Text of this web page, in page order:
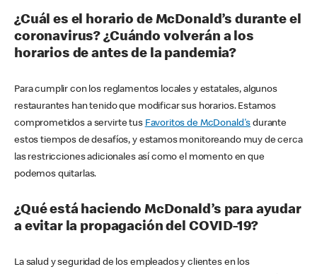
¿Cuál es el horario de McDonald’s durante el
coronavirus? ¿Cuándo volverán a los
horarios de antes de la pandemia?
Para cumplir con los reglamentos locales y estatales, algunos
restaurantes han tenido que modificar sus horarios. Estamos
comprometidos a servirte tus Favoritos de McDonald's durante
estos tiempos de desafíos, y estamos monitoreando muy de cerca
las restricciones adicionales así como el momento en que
podemos quitarlas.
¿Qué está haciendo McDonald’s para ayudar
a evitar la propagación del COVID-19?
La salud y seguridad de los empleados y clientes en los